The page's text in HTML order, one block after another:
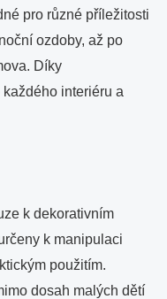
pro různé příležitosti
ozdoby, až po
Díky
interiéru a
k dekorativním
k manipulaci
použitím.
dosah malých dětí